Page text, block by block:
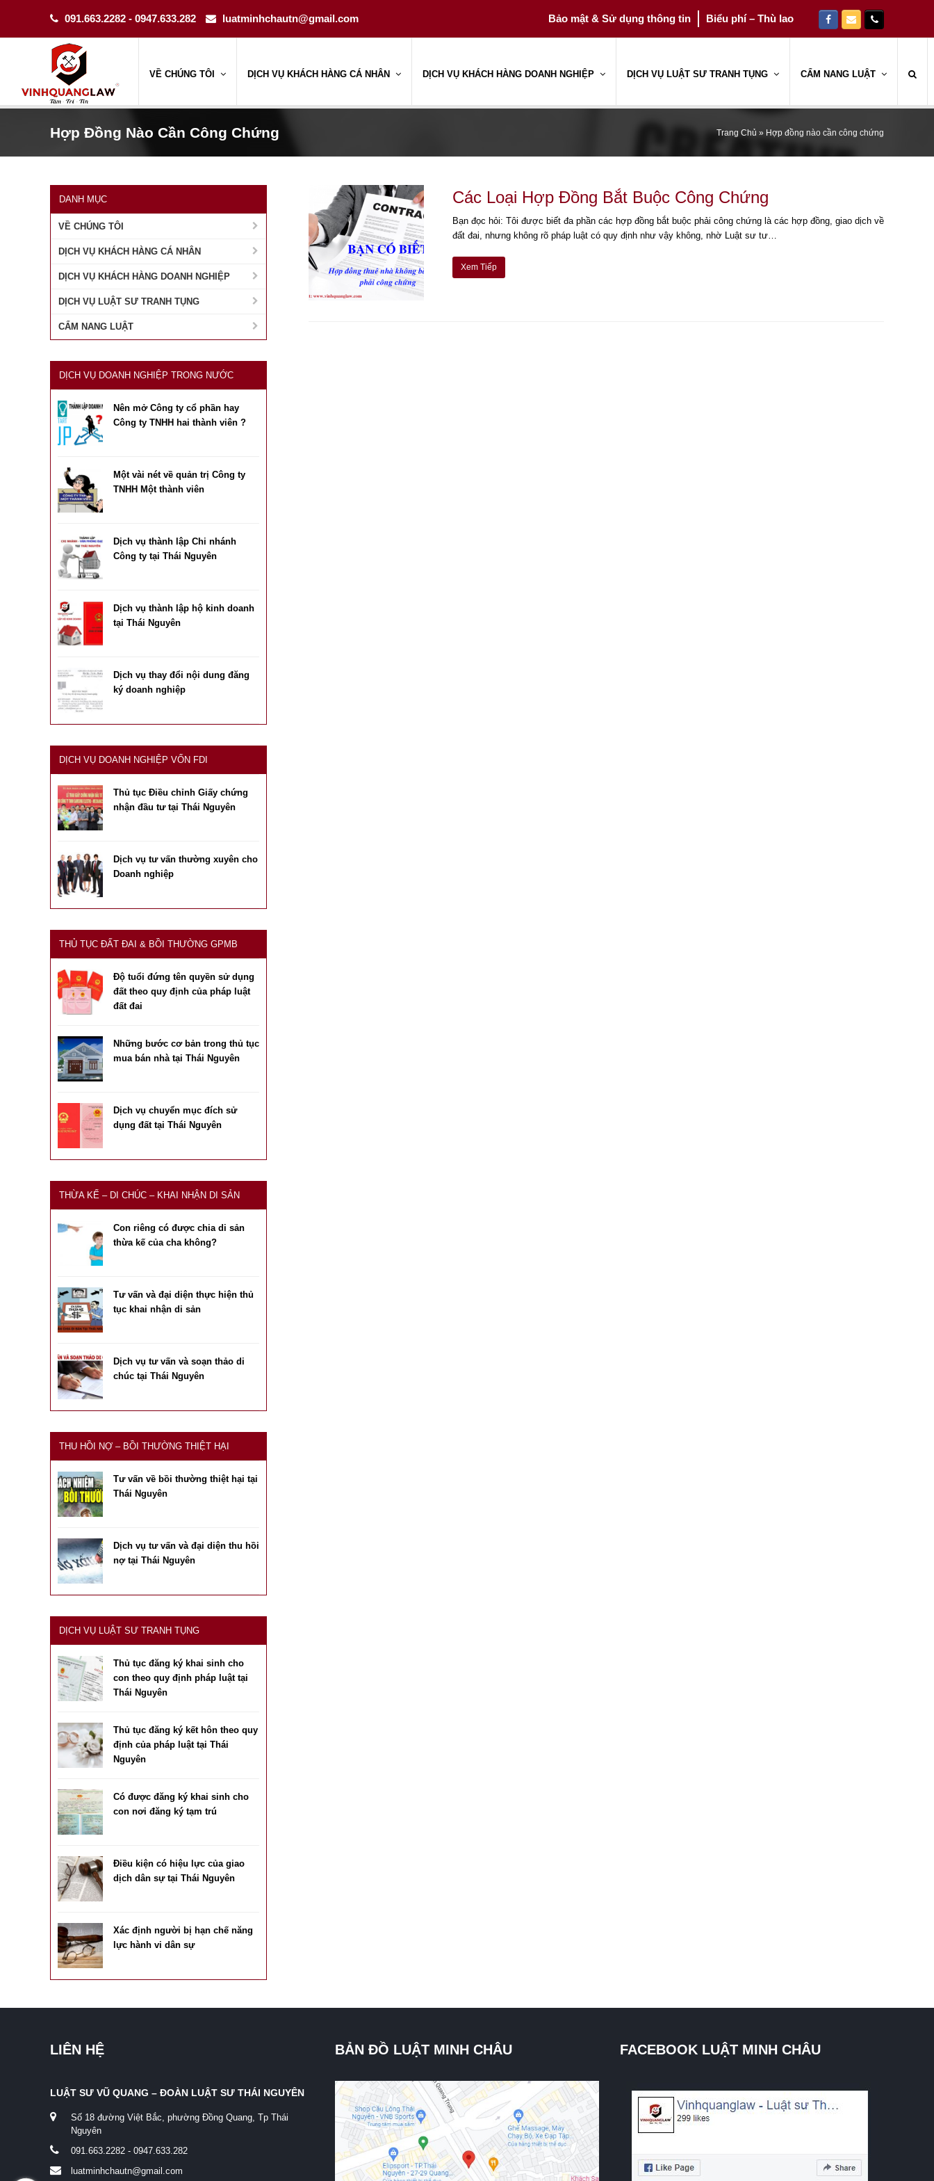
Bảo mật & Sử dụng thông tin Biểu phí – Thù lao
091.663.2282 - 0947.633.282 luatminhchautn@gmail.com Facebook
EmailPhone
VỀ CHÚNG TÔI DỊCH VỤ KHÁCH HÀNG CÁ NHÂN DỊCH VỤ KHÁCH HÀNG DOANH NGHIỆP DỊCH VỤ LUẬT SƯ TRANH TỤNG CẨM NANG LUẬT
Hợp Đồng Nào Cần Công Chứng Trang Chủ » Hợp đồng nào cần công chứng
Các Loại Hợp Đồng Bắt Buộc Công Chứng
Bạn đọc hỏi: Tôi được biết đa phần các hợp đồng bắt buộc phải công chứng là các hợp đồng, giao dịch về
đất đai, nhưng không rõ pháp luật có quy định như vậy không, nhờ Luật sư tư…
Xem Tiếp
DANH MỤC
VỀ CHÚNG TÔI
DỊCH VỤ KHÁCH HÀNG CÁ NHÂN
DỊCH VỤ KHÁCH HÀNG DOANH NGHIỆP
DỊCH VỤ LUẬT SƯ TRANH TỤNG
CẨM NANG LUẬT
DỊCH VỤ DOANH NGHIỆP TRONG NƯỚC
Nên mở Công ty cổ phần hay
Công ty TNHH hai thành viên ?
Một vài nét về quản trị Công ty
TNHH Một thành viên
Dịch vụ thành lập Chi nhánh
Công ty tại Thái Nguyên
Dịch vụ thành lập hộ kinh doanh
tại Thái Nguyên
Dịch vụ thay đổi nội dung đăng
ký doanh nghiệp
DỊCH VỤ DOANH NGHIỆP VỐN FDI
Thủ tục Điều chỉnh Giấy chứng
nhận đầu tư tại Thái Nguyên
Dịch vụ tư vấn thường xuyên cho
Doanh nghiệp
THỦ TỤC ĐẤT ĐAI & BỒI THƯỜNG GPMB
Độ tuổi đứng tên quyền sử dụng
đất theo quy định của pháp luật
đất đai
Những bước cơ bản trong thủ tục
mua bán nhà tại Thái Nguyên
Dịch vụ chuyển mục đích sử
dụng đất tại Thái Nguyên
THỪA KẾ – DI CHÚC – KHAI NHẬN DI SẢN
Con riêng có được chia di sản
thừa kế của cha không?
Tư vấn và đại diện thực hiện thủ
tục khai nhận di sản
Dịch vụ tư vấn và soạn thảo di
chúc tại Thái Nguyên
THU HỒI NỢ – BỒI THƯỜNG THIỆT HẠI
Tư vấn về bồi thường thiệt hại tại
Thái Nguyên
Dịch vụ tư vấn và đại diện thu hồi
nợ tại Thái Nguyên
DỊCH VỤ LUẬT SƯ TRANH TỤNG
Thủ tục đăng ký khai sinh cho
con theo quy định pháp luật tại
Thái Nguyên
Thủ tục đăng ký kết hôn theo quy
định của pháp luật tại Thái
Nguyên
Có được đăng ký khai sinh cho
con nơi đăng ký tạm trú
Điều kiện có hiệu lực của giao
dịch dân sự tại Thái Nguyên
Xác định người bị hạn chế năng
lực hành vi dân sự
LIÊN HỆ
LUẬT SƯ VŨ QUANG – ĐOÀN LUẬT SƯ THÁI NGUYÊN
Số 18 đường Việt Bắc, phường Đồng Quang, Tp Thái
Nguyên
091.663.2282 - 0947.633.282
luatminhchautn@gmail.com
BẢN ĐỒ LUẬT MINH CHÂU FACEBOOK LUẬT MINH CHÂU